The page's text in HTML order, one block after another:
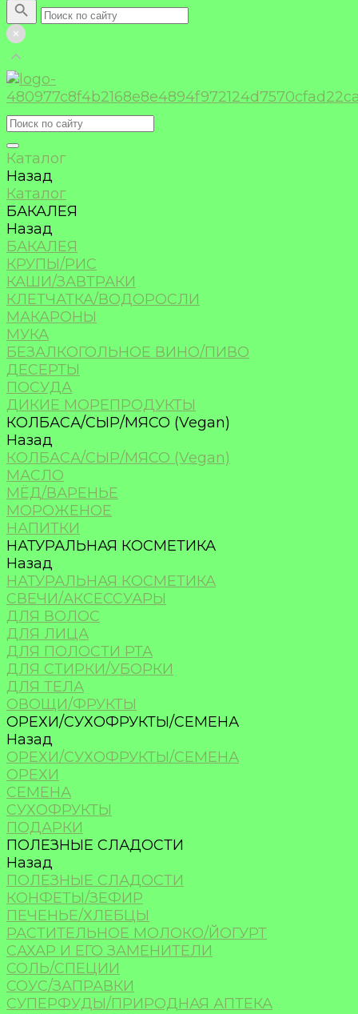
Каталог
Назад
Каталог
БАКАЛЕЯ
Назад
БАКАЛЕЯ
КРУПЫ/РИС
КАШИ/ЗАВТРАКИ
КЛЕТЧАТКА/ВОДОРОСЛИ
МАКАРОНЫ
МУКА
БЕЗАЛКОГОЛЬНОЕ ВИНО/ПИВО
ДЕСЕРТЫ
ПОСУДА
ДИКИЕ МОРЕПРОДУКТЫ
КОЛБАСА/СЫР/МЯСО (Vegan)
Назад
КОЛБАСА/СЫР/МЯСО (Vegan)
МАСЛО
МЁД/ВАРЕНЬЕ
МОРОЖЕНОЕ
НАПИТКИ
НАТУРАЛЬНАЯ КОСМЕТИКА
Назад
НАТУРАЛЬНАЯ КОСМЕТИКА
СВЕЧИ/АКСЕССУАРЫ
ДЛЯ ВОЛОС
ДЛЯ ЛИЦА
ДЛЯ ПОЛОСТИ РТА
ДЛЯ СТИРКИ/УБОРКИ
ДЛЯ ТЕЛА
ОВОЩИ/ФРУКТЫ
ОРЕХИ/СУХОФРУКТЫ/СЕМЕНА
Назад
ОРЕХИ/СУХОФРУКТЫ/СЕМЕНА
ОРЕХИ
СЕМЕНА
СУХОФРУКТЫ
ПОДАРКИ
ПОЛЕЗНЫЕ СЛАДОСТИ
Назад
ПОЛЕЗНЫЕ СЛАДОСТИ
КОНФЕТЫ/ЗЕФИР
ПЕЧЕНЬЕ/ХЛЕБЦЫ
РАСТИТЕЛЬНОЕ МОЛОКО/ЙОГУРТ
САХАР И ЕГО ЗАМЕНИТЕЛИ
СОЛЬ/СПЕЦИИ
СОУС/ЗАПРАВКИ
СУПЕРФУДЫ/ПРИРОДНАЯ АПТЕКА